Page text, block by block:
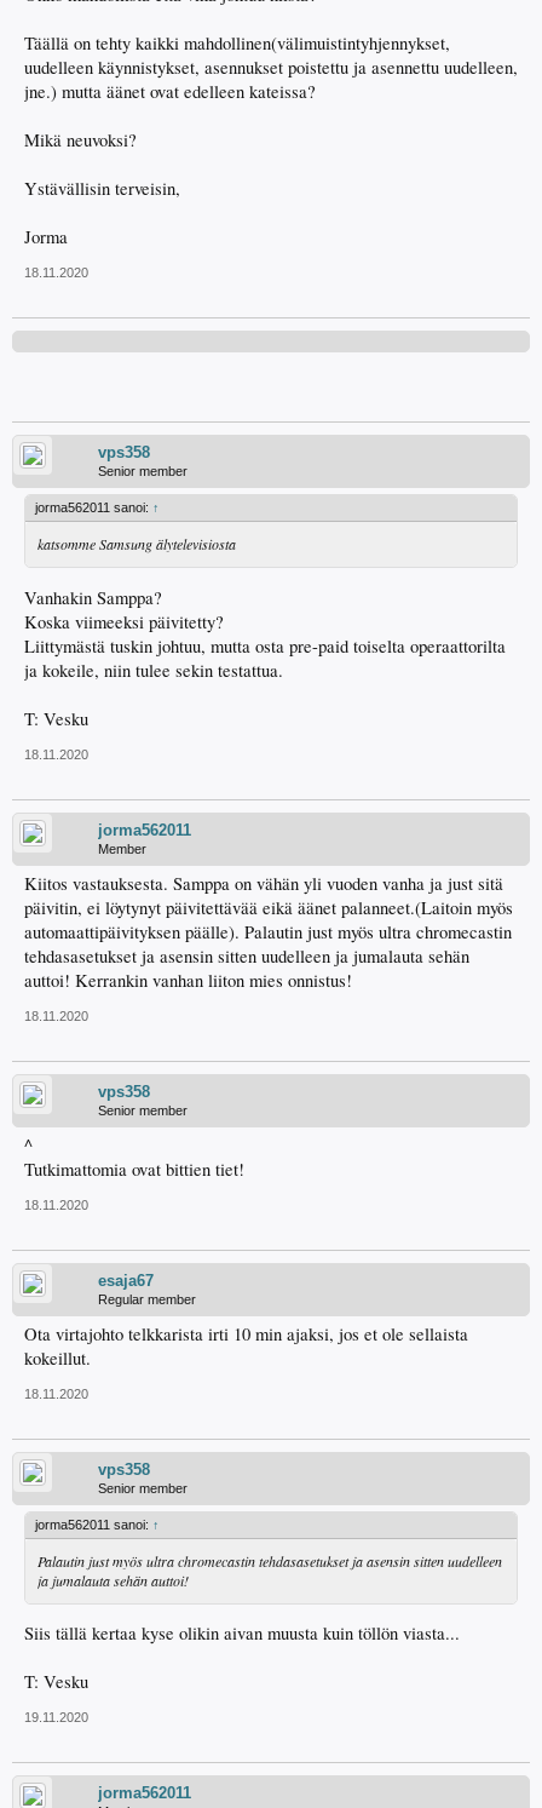
Täällä on tehty kaikki mahdollinen(välimuistintyhjennykset,
uudelleen käynnistykset, asennukset poistettu ja asennettu uudelleen,
jne.) mutta äänet ovat edelleen kateissa?
Mikä neuvoksi?
Ystävällisin terveisin,
Jorma
18.11.2020
vps358
Senior member
jorma562011 sanoi: ↑
katsomme Samsung älytelevisiosta
Vanhakin Samppa?
Koska viimeeksi päivitetty?
Liittymästä tuskin johtuu, mutta osta pre-paid toiselta operaattorilta
ja kokeile, niin tulee sekin testattua.
T: Vesku
18.11.2020
jorma562011
Member
Kiitos vastauksesta. Samppa on vähän yli vuoden vanha ja just sitä
päivitin, ei löytynyt päivitettävää eikä äänet palanneet.(Laitoin myös
automaattipäivityksen päälle). Palautin just myös ultra chromecastin
tehdasasetukset ja asensin sitten uudelleen ja jumalauta sehän
auttoi! Kerrankin vanhan liiton mies onnistus!
18.11.2020
vps358
Senior member
^
Tutkimattomia ovat bittien tiet!
18.11.2020
esaja67
Regular member
Ota virtajohto telkkarista irti 10 min ajaksi, jos et ole sellaista
kokeillut.
18.11.2020
vps358
Senior member
jorma562011 sanoi: ↑
Palautin just myös ultra chromecastin tehdasasetukset ja asensin sitten uudelleen
ja jumalauta sehän auttoi!
Siis tällä kertaa kyse olikin aivan muusta kuin töllön viasta...
T: Vesku
19.11.2020
jorma562011